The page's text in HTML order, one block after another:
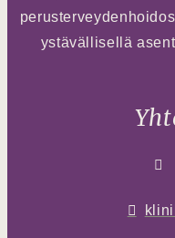
ystävällisellä